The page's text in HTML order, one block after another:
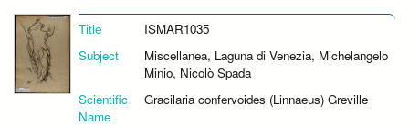
Title
ISMAR1035
Subject
Miscellanea, Laguna di Venezia, Michelangelo
Minio, Nicolò Spada
Scientific
Name
Gracilaria confervoides (Linnaeus) Greville